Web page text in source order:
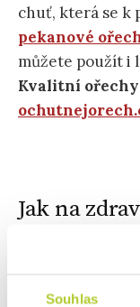
Souhlas
chuť, která se k
pekanové
můžete použít i
Kvalitní
Jak na
V receptu